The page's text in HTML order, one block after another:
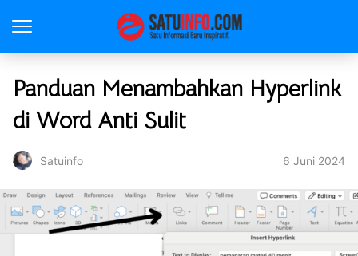
Panduan Menambahkan Hyperlink
di Word Anti Sulit
Satuinfo 6 Juni 2024